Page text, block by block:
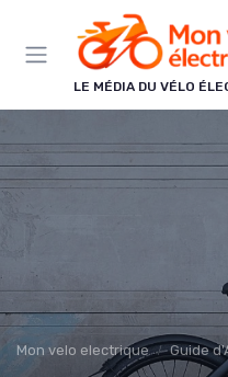
LE MÉDIA DU VÉLO
Mon velo electrique Guide
Panneau de gestion des